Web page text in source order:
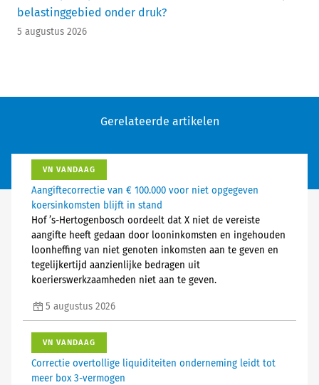
belastinggebied onder druk?
5 augustus 2026
Gerelateerde artikelen
VN VANDAAG
Aangiftecorrectie van € 100.000 voor niet opgegeven
koersinkomsten blijft in stand
Hof ’s-Hertogenbosch oordeelt dat X niet de vereiste
aangifte heeft gedaan door looninkomsten en ingehouden
loonheffing van niet genoten inkomsten aan te geven en
tegelijkertijd aanzienlijke bedragen uit
koerierswerkzaamheden niet aan te geven.
5 augustus 2026
VN VANDAAG
Correctie overtollige liquiditeiten onderneming leidt tot
meer box 3-vermogen